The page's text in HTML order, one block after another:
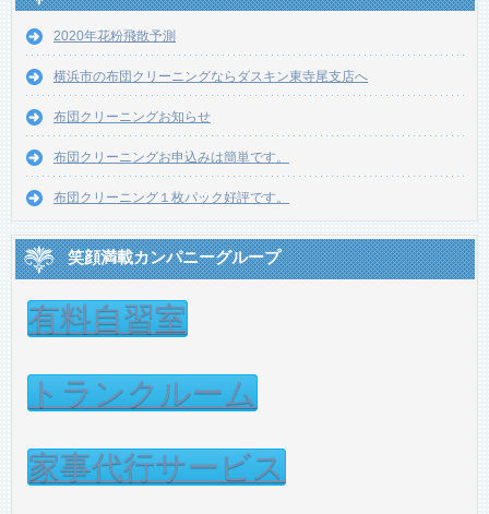
2020年花粉飛散予測
横浜市の布団クリーニングならダスキン東寺尾支店へ
布団クリーニングお知らせ
布団クリーニングお申込みは簡単です。
布団クリーニング１枚パック好評です。
笑顔満載カンパニーグループ
有料自習室
トランクルーム
家事代行サービス